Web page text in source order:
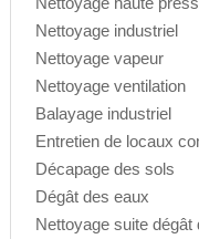
Nettoyage industriel
Nettoyage vapeur
Nettoyage ventilation
Balayage industriel
Entretien de locaux
Décapage des sols
Dégât des eaux
Nettoyage suite dégât